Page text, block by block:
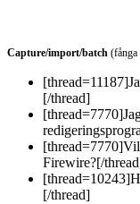
Capture/import/batch
[/thread]
Firewire?[/
[/thread]